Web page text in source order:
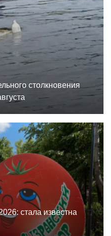
столкновения
стала известна